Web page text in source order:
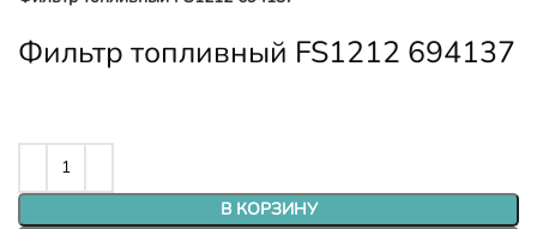
Фильтр топливный FS1212 694137
В КОРЗИНУ